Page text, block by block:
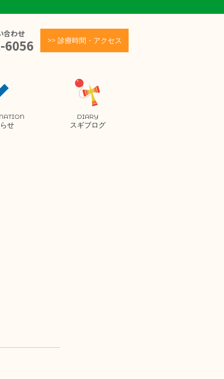
合わせ
6056 >> 診療時間・アクセス
せ スギブログ
DIARY